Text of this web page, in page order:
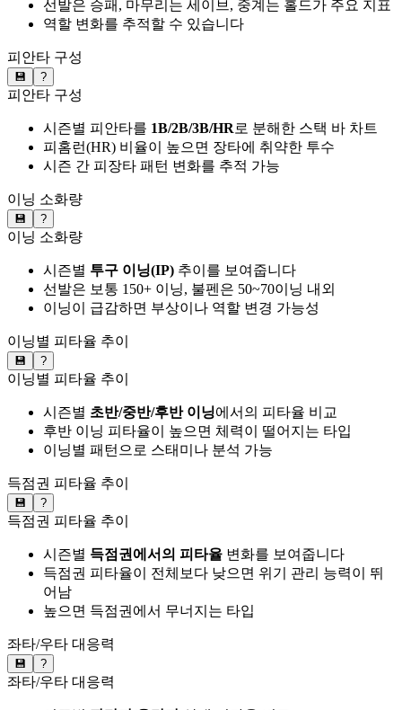
선발은 승패, 마무리는 세이브, 중계는 홀드가 주요 지표
역할 변화를 추적할 수 있습니다
피안타 구성
💾 ?
피안타 구성
시즌별 피안타를 1B/2B/3B/HR로 분해한 스택 바 차트
피홈런(HR) 비율이 높으면 장타에 취약한 투수
시즌 간 피장타 패턴 변화를 추적 가능
이닝 소화량
💾 ?
이닝 소화량
시즌별 투구 이닝(IP) 추이를 보여줍니다
선발은 보통 150+ 이닝, 불펜은 50~70이닝 내외
이닝이 급감하면 부상이나 역할 변경 가능성
이닝별 피타율 추이
💾 ?
이닝별 피타율 추이
시즌별 초반/중반/후반 이닝에서의 피타율 비교
후반 이닝 피타율이 높으면 체력이 떨어지는 타입
이닝별 패턴으로 스태미나 분석 가능
득점권 피타율 추이
💾 ?
득점권 피타율 추이
시즌별 득점권에서의 피타율 변화를 보여줍니다
득점권 피타율이 전체보다 낮으면 위기 관리 능력이 뛰
어남
높으면 득점권에서 무너지는 타입
좌타/우타 대응력
💾 ?
좌타/우타 대응력